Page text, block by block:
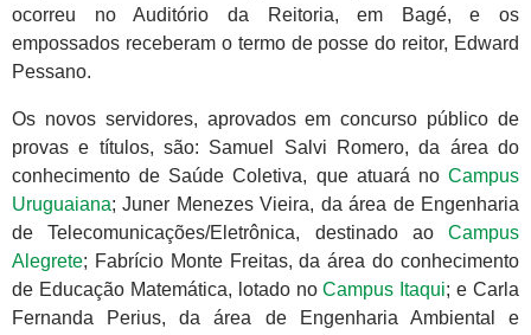
ocorreu no Auditório da Reitoria, em Bagé, e os
empossados receberam o termo de posse do reitor, Edward
Pessano.
Os novos servidores, aprovados em concurso público de
provas e títulos, são: Samuel Salvi Romero, da área do
conhecimento de Saúde Coletiva, que atuará no Campus
Uruguaiana; Juner Menezes Vieira, da área de Engenharia
de Telecomunicações/Eletrônica, destinado ao Campus
Alegrete; Fabrício Monte Freitas, da área do conhecimento
de Educação Matemática, lotado noCampus Itaqui; e Carla
Fernanda Perius, da área de Engenharia Ambiental e